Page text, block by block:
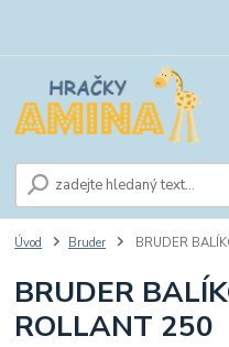
Úvod Bruder BRUDER
BRUDER
ROLLANT 250